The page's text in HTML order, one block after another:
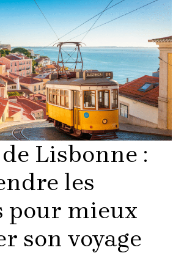
Lisbonne :
les
pour mieux
son voyage